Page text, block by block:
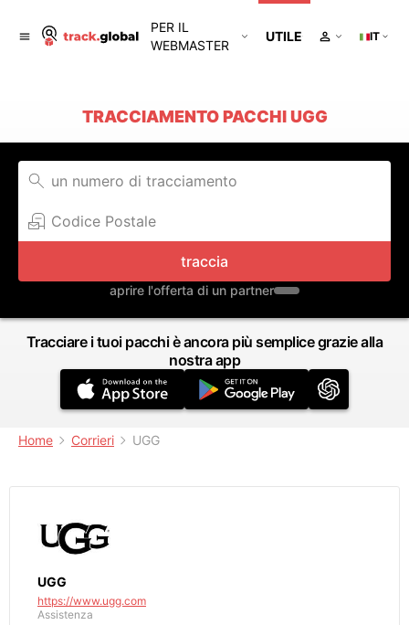
PER IL
WEBMASTER
UTILE IT
TRACCIAMENTO PACCHI UGG
traccia
aprire l'offerta di un partner
Tracciare i tuoi pacchi è ancora più semplice grazie alla
nostra app
Home Corrieri UGG
UGG
https://www.ugg.com
Assistenza